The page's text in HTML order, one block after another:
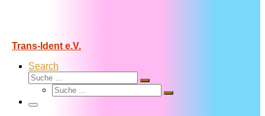
Trans-Ident e.V.
Search
Suche
Suche
Suche
Suche
Menü